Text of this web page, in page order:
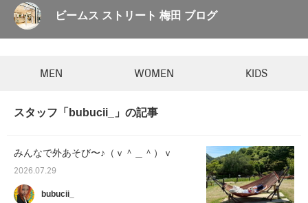
ビームス ストリート 梅田 ブログ
MEN WOMEN KIDS
スタッフ「bubucii_」の記事
みんなで外あそび〜♪（ｖ＾＿＾）ｖ
2026.07.29
bubucii_